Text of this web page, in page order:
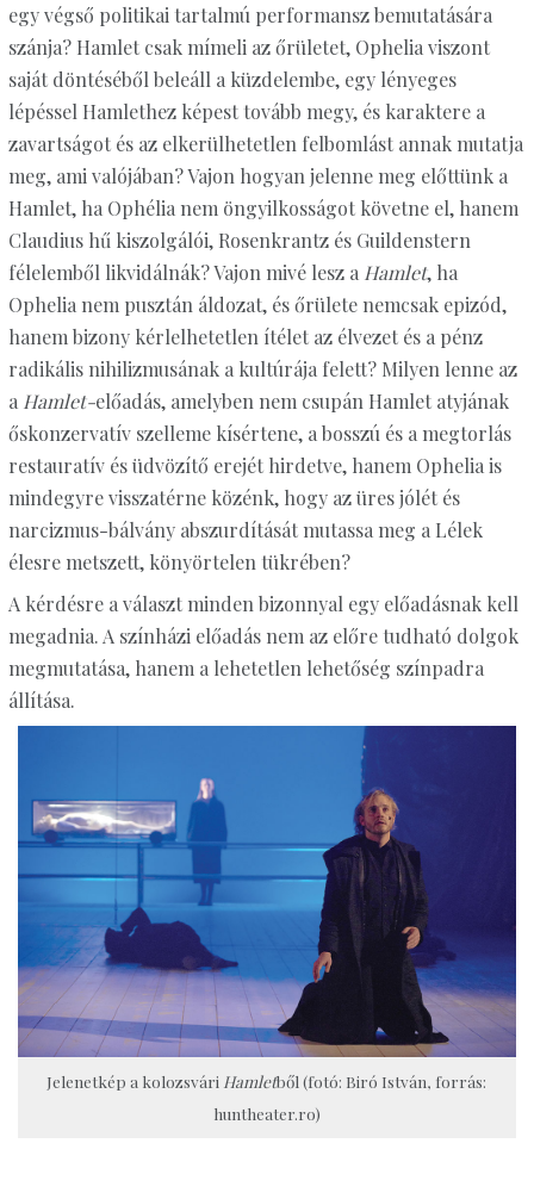
egy végső politikai tartalmú performansz bemutatására
szánja? Hamlet csak mímeli az őrületet, Ophelia viszont
saját döntéséből beleáll a küzdelembe, egy lényeges
lépéssel Hamlethez képest tovább megy, és karaktere a
zavartságot és az elkerülhetetlen felbomlást annak mutatja
meg, ami valójában? Vajon hogyan jelenne meg előttünk a
Hamlet, ha Ophélia nem öngyilkosságot követne el, hanem
Claudius hű kiszolgálói, Rosenkrantz és Guildenstern
félelemből likvidálnák? Vajon mivé lesz a Hamlet, ha
Ophelia nem pusztán áldozat, és őrülete nemcsak epizód,
hanem bizony kérlelhetetlen ítélet az élvezet és a pénz
radikális nihilizmusának a kultúrája felett? Milyen lenne az
a Hamlet-előadás, amelyben nem csupán Hamlet atyjának
őskonzervatív szelleme kísértene, a bosszú és a megtorlás
restauratív és üdvözítő erejét hirdetve, hanem Ophelia is
mindegyre visszatérne közénk, hogy az üres jólét és
narcizmus-bálvány abszurdítását mutassa meg a Lélek
élesre metszett, könyörtelen tükrében?
A kérdésre a választ minden bizonnyal egy előadásnak kell
megadnia. A színházi előadás nem az előre tudható dolgok
megmutatása, hanem a lehetetlen lehetőség színpadra
állítása.
Jelenetkép a kolozsvári Hamletből (fotó: Biró István, forrás:
huntheater.ro)